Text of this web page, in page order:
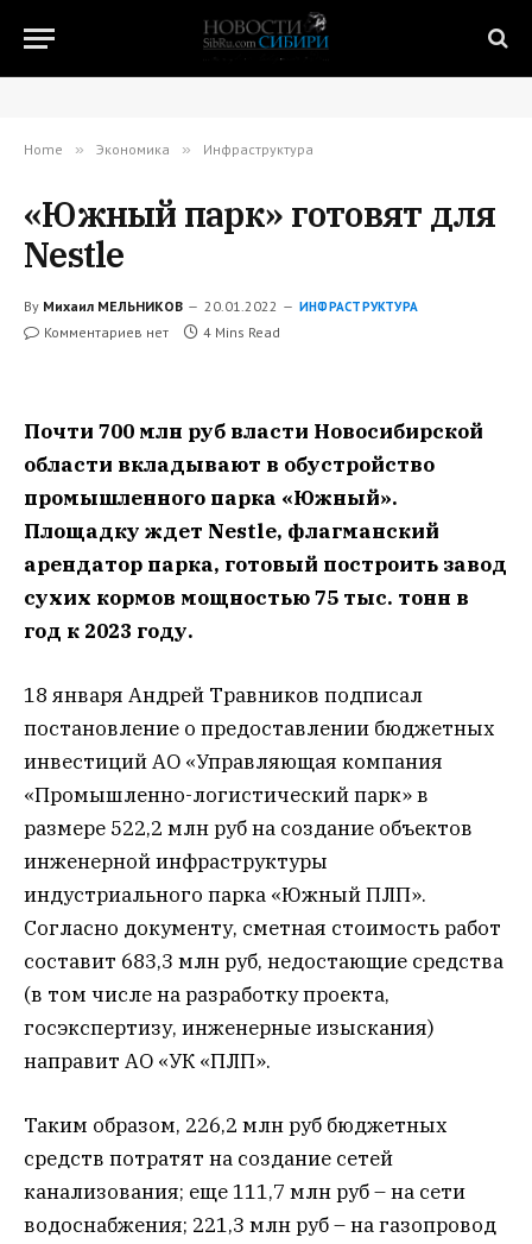
Home » Экономика » Инфраструктура
«Южный парк» готовят для
Nestle
By Михаил МЕЛЬНИКОВ 20.01.2022 ИНФРАСТРУКТУРА
Комментариев нет 4 Mins Read
Почти 700 млн руб власти Новосибирской
области вкладывают в обустройство
промышленного парка «Южный».
Площадку ждет Nestle, флагманский
арендатор парка, готовый построить завод
сухих кормов мощностью 75 тыс. тонн в
год к 2023 году.
18 января Андрей Травников подписал
постановление о предоставлении бюджетных
инвестиций АО «Управляющая компания
«Промышленно-логистический парк» в
размере 522,2 млн руб на создание объектов
инженерной инфраструктуры
индустриального парка «Южный ПЛП».
Согласно документу, сметная стоимость работ
составит 683,3 млн руб, недостающие средства
(в том числе на разработку проекта,
госэкспертизу, инженерные изыскания)
направит АО «УК «ПЛП».
Таким образом, 226,2 млн руб бюджетных
средств потратят на создание сетей
канализования; еще 111,7 млн руб – на сети
водоснабжения; 221,3 млн руб – на газопровод